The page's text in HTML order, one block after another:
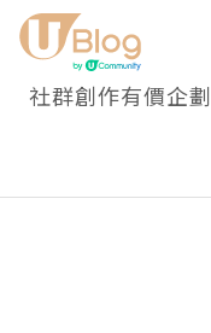
社群創作有價企劃